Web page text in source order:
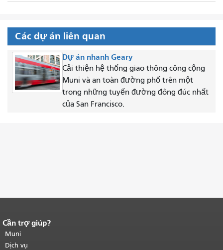
Các dự án liên quan
Dự án nhanh Geary
Cải thiện hệ thống giao thông công cộng
Muni và an toàn đường phố trên một
trong những tuyến đường đông đúc nhất
của San Francisco.
Kết thúc nội dung trang.
của trang này được lặp lại trên mọi
trang.Quay lại đầu trang nội dung
Cần trợ giúp?
Muni
Dịch vụ